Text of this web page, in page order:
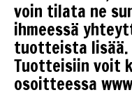
voin tilata ne
ihmeessä
tuotteista lisää.
Tuotteisiin voit
osoitteessa